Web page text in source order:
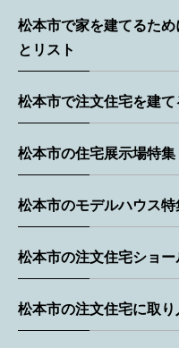
松本市で家を建てるた
とリスト
松本市で注文住宅を建
松本市の住宅展示場特集
松本市のモデルハウス特
松本市の注文住宅ショー
松本市の注文住宅に取